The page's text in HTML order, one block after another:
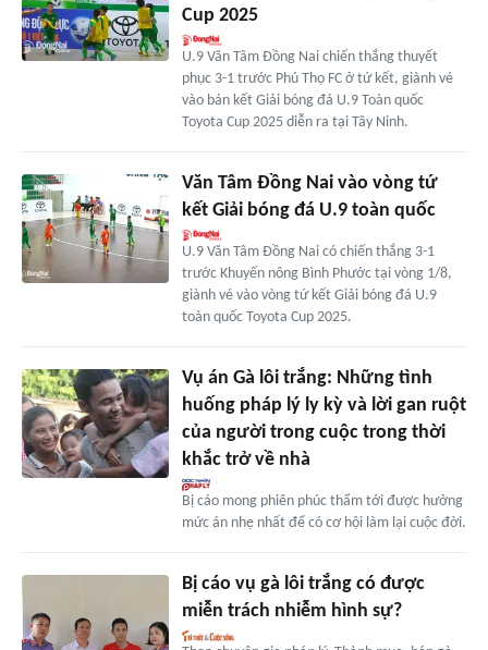
Cup 2025
U.9 Văn Tâm Đồng Nai chiến thắng thuyết
phục 3-1 trước Phú Thọ FC ở tứ kết, giành vé
vào bán kết Giải bóng đá U.9 Toàn quốc
Toyota Cup 2025 diễn ra tại Tây Ninh.
Văn Tâm Đồng Nai vào vòng tứ
kết Giải bóng đá U.9 toàn quốc
U.9 Văn Tâm Đồng Nai có chiến thắng 3-1
trước Khuyến nông Bình Phước tại vòng 1/8,
giành vé vào vòng tứ kết Giải bóng đá U.9
toàn quốc Toyota Cup 2025.
Vụ án Gà lôi trắng: Những tình
huống pháp lý ly kỳ và lời gan ruột
của người trong cuộc trong thời
khắc trở về nhà
Bị cáo mong phiên phúc thẩm tới được hưởng
mức án nhẹ nhất để có cơ hội làm lại cuộc đời.
Bị cáo vụ gà lôi trắng có được
miễn trách nhiễm hình sự?